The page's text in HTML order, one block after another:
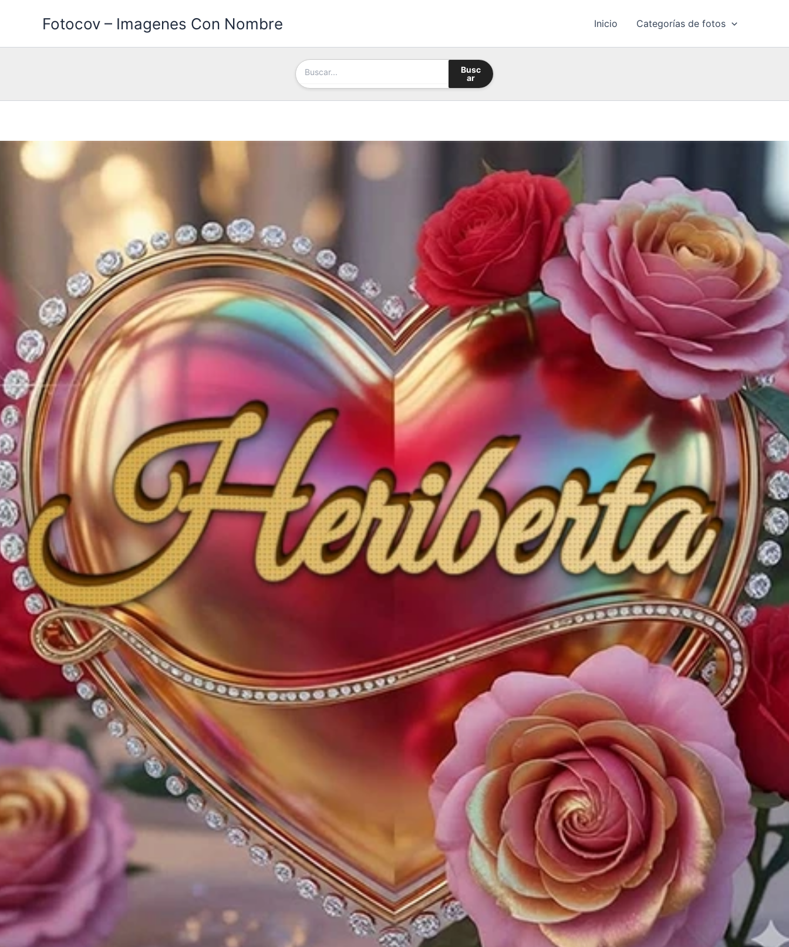
Fotocov – Imagenes Con Nombre Inicio Categorías de fotos
Busc
ar